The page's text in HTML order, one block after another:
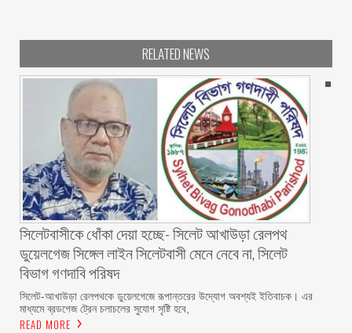
RELATED NEWS
‎সিলেটবাসীকে ধোঁকা দেয়া হচ্ছে- সিলেট আখাউড়া রেলপথ
ডুয়েলগেজ সিঙ্গেল লাইন সিলেটবাসী মেনে নেবে না, সিলেট
বিভাগ গণদাবি পরিষদ
‎​সিলেট-আখাউড়া রেলপথকে ডুয়েলগেজে রূপান্তরের উদ্যোগ অবশ্যই ইতিবাচক। এর
মাধ্যমে ব্রডগেজ ট্রেন চলাচলের সুযোগ সৃষ্টি হবে,
READ MORE